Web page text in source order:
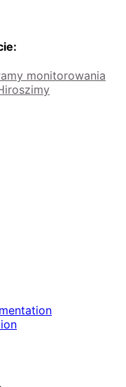
monitorowania